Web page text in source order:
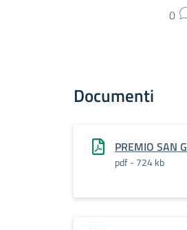
0
Documenti
PREMIO SAN
pdf - 724 kb